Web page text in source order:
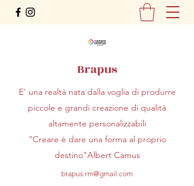
Brapus
E' una realtà nata dalla voglia di produrre
piccole e grandi creazione di qualità
altamente personalizzabili
"Creare è dare una forma al proprio
destino"Albert Camus
brapus.rm@gmail.com